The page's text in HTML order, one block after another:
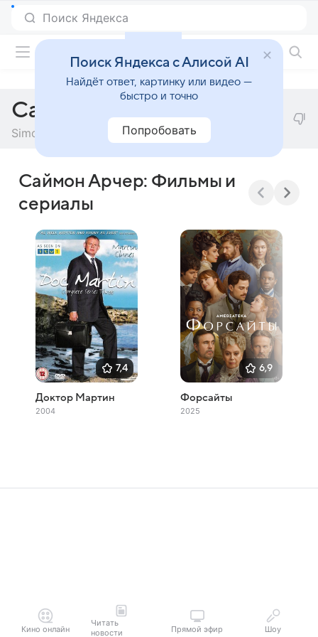
Саймон Арчер
Simon Archer
Саймон Арчер: Фильмы и
сериалы
7,4
Доктор Мартин
2004
6,9
Форсайты
2025
Кино онлайн
Читать
новости
Прямой эфир Шоу
Поиск Яндекса с Алисой AI
Найдёт ответ, картинку или видео —
быстро и точно
Попробовать